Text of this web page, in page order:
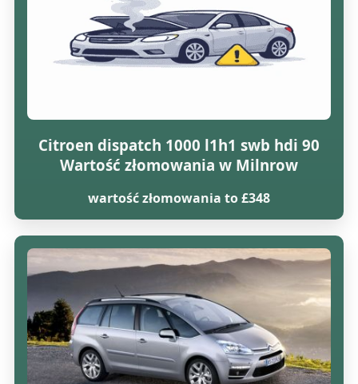
Citroen dispatch 1000 l1h1 swb hdi 90
Wartość złomowania w Milnrow
wartość złomowania to £348